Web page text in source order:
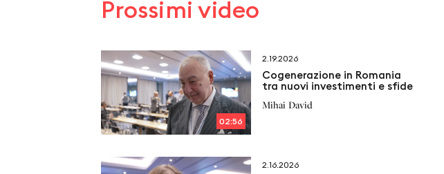
Prossimi video
02:56
2.19.2026
Cogenerazione in Romania
tra nuovi investimenti e sfide
Mihai David
2.16.2026